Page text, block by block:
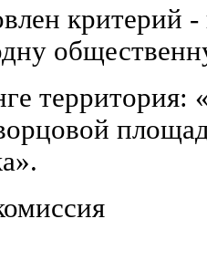
критерий -
территория: